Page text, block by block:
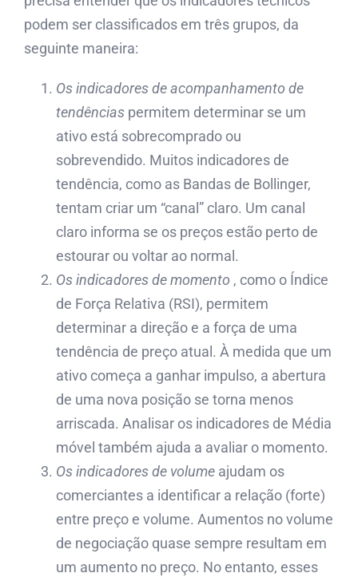
podem ser classificados em três grupos, da
seguinte maneira:
Os indicadores de acompanhamento de
tendências permitem determinar se um
ativo está sobrecomprado ou
sobrevendido. Muitos indicadores de
tendência, como as Bandas de Bollinger,
tentam criar um “canal” claro. Um canal
claro informa se os preços estão perto de
estourar ou voltar ao normal.
Os indicadores de momento , como o Índice
de Força Relativa (RSI), permitem
determinar a direção e a força de uma
tendência de preço atual. À medida que um
ativo começa a ganhar impulso, a abertura
de uma nova posição se torna menos
arriscada. Analisar os indicadores de Média
móvel também ajuda a avaliar o momento.
Os indicadores de volume ajudam os
comerciantes a identificar a relação (forte)
entre preço e volume. Aumentos no volume
de negociação quase sempre resultam em
um aumento no preço. No entanto, esses